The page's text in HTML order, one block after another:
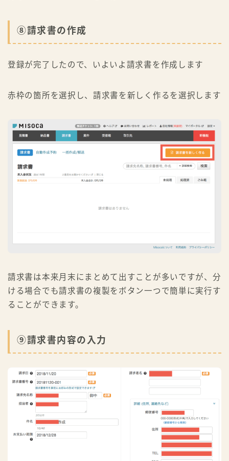
⑧請求書の作成
登録が完了したので、いよいよ請求書を作成します
赤枠の箇所を選択し、請求書を新しく作るを選択します
請求書は本来月末にまとめて出すことが多いですが、分
ける場合でも請求書の複製をボタン一つで簡単に実行す
ることができます。
⑨請求書内容の入力